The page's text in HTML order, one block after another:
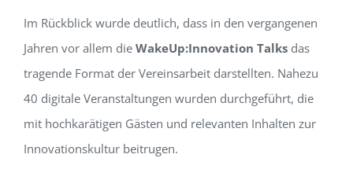
Im Rückblick wurde deutlich, dass in den vergangenen
Jahren vor allem die WakeUp:Innovation Talksdas
tragende Format der Vereinsarbeit darstellten. Nahezu
40 digitale Veranstaltungen wurden durchgeführt, die
mit hochkarätigen Gästen und relevanten Inhalten zur
Innovationskultur beitrugen.